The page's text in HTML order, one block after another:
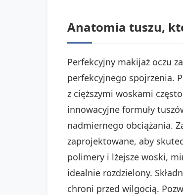
Anatomia tuszu,
Perfekcyjny makijaż oczu
perfekcyjnego spojrzenia.
z cięższymi woskami
innowacyjne formuły
nadmiernego obciążania.
zaprojektowane, aby
polimery i lżejsze woski,
idealnie rozdzielony.
chroni przed wilgocią.